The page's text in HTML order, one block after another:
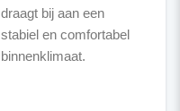
draagt bij aan een
stabiel en comfortabel
binnenklimaat.